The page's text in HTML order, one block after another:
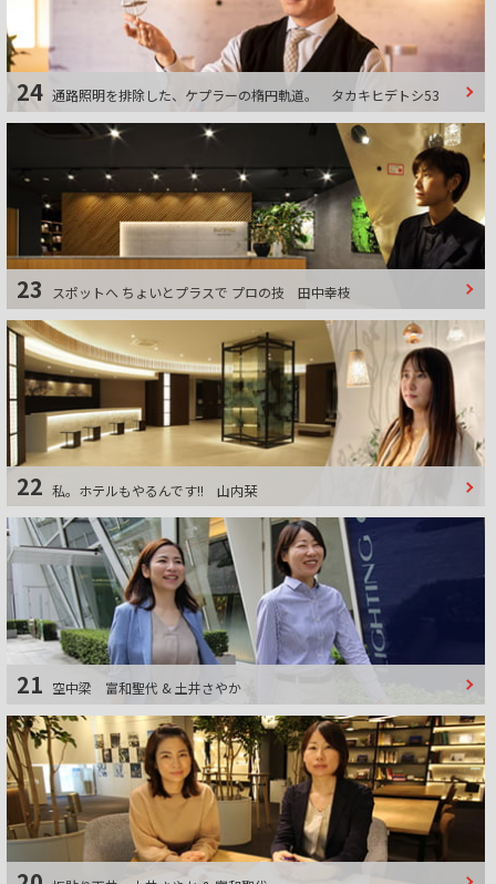
24 通路照明を排除した、ケプラーの楕円軌道。 タカキヒデトシ53
23 スポットへ ちょいとプラスで プロの技 田中幸枝
22 私。ホテルもやるんです!! 山内栞
21 空中梁 富和聖代 & 土井さやか